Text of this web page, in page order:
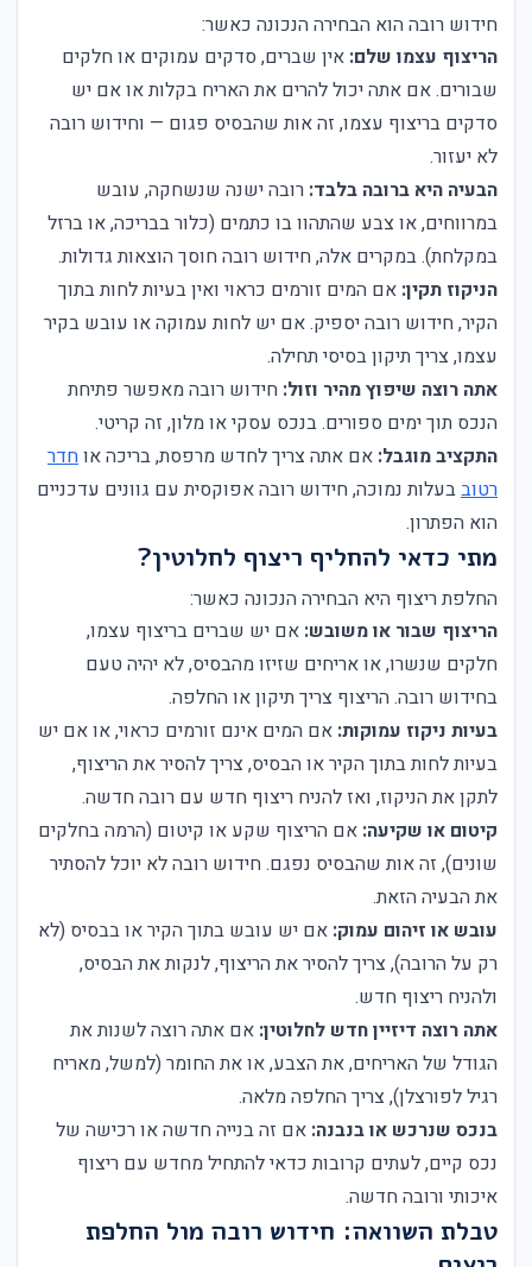
חידוש רובה הוא הבחירה הנכונה כאשר:
הריצוף עצמו שלם: אין שברים, סדקים עמוקים או חלקים
שבורים. אם אתה יכול להרים את האריח בקלות או אם יש
סדקים בריצוף עצמו, זה אות שהבסיס פגום — וחידוש רובה
לא יעזור.
הבעיה היא ברובה בלבד: רובה ישנה שנשחקה, עובש
במרווחים, או צבע שהתהוו בו כתמים (כלור בבריכה, או ברזל
במקלחת). במקרים אלה, חידוש רובה חוסך הוצאות גדולות.
הניקוז תקין: אם המים זורמים כראוי ואין בעיות לחות בתוך
הקיר, חידוש רובה יספיק. אם יש לחות עמוקה או עובש בקיר
עצמו, צריך תיקון בסיסי תחילה.
אתה רוצה שיפוץ מהיר וזול: חידוש רובה מאפשר פתיחת
הנכס תוך ימים ספורים. בנכס עסקי או מלון, זה קריטי.
התקציב מוגבל: אם אתה צריך לחדש מרפסת, בריכה אוחדר
רטובבעלות נמוכה, חידוש רובה אפוקסית עם גוונים עדכניים
הוא הפתרון.
מתי כדאי להחליף ריצוף לחלוטין?
החלפת ריצוף היא הבחירה הנכונה כאשר:
הריצוף שבור או משובש: אם יש שברים בריצוף עצמו,
חלקים שנשרו, או אריחים שזיזו מהבסיס, לא יהיה טעם
בחידוש רובה. הריצוף צריך תיקון או החלפה.
בעיות ניקוז עמוקות: אם המים אינם זורמים כראוי, או אם יש
בעיות לחות בתוך הקיר או הבסיס, צריך להסיר את הריצוף,
לתקן את הניקוז, ואז להניח ריצוף חדש עם רובה חדשה.
קיטום או שקיעה: אם הריצוף שקע או קיטום (הרמה בחלקים
שונים), זה אות שהבסיס נפגם. חידוש רובה לא יוכל להסתיר
את הבעיה הזאת.
עובש או זיהום עמוק: אם יש עובש בתוך הקיר או בבסיס (לא
רק על הרובה), צריך להסיר את הריצוף, לנקות את הבסיס,
ולהניח ריצוף חדש.
אתה רוצה דיזיין חדש לחלוטין: אם אתה רוצה לשנות את
הגודל של האריחים, את הצבע, או את החומר (למשל, מאריח
רגיל לפורצלן), צריך החלפה מלאה.
בנכס שנרכש או בנבנה: אם זה בנייה חדשה או רכישה של
נכס קיים, לעתים קרובות כדאי להתחיל מחדש עם ריצוף
איכותי ורובה חדשה.
טבלת השוואה: חידוש רובה מול החלפת